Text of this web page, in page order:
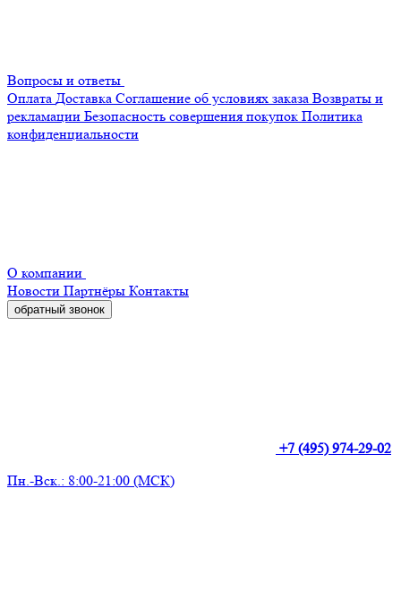
Вопросы и ответы
Оплата Доставка Соглашение об условиях заказа Возвраты и
рекламации Безопасность совершения покупок Политика
конфиденциальности
О компании
Новости Партнёры Контакты
обратный звонок
+7 (495) 974-29-02
Пн.-Вск.: 8:00-21:00 (МСК)